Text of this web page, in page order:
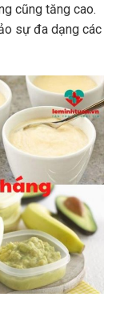
cũng tăng cao.
sự đa dạng các